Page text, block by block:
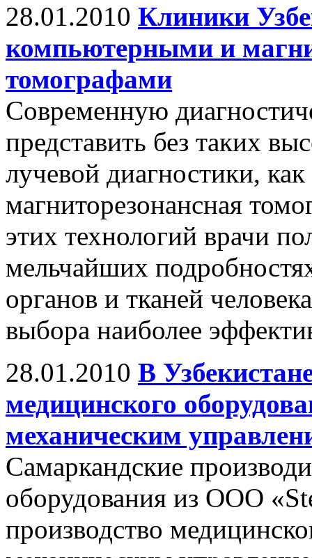
28.01.2010 Клиники
компьютерными и
томографами
Современную
представить без таких
лучевой диагностики,
магниторезонансная
этих технологий врачи
мельчайших
органов и тканей
выбора наиболее
28.01.2010 В
медицинского
механическим
Самаркандские
оборудования из ООО
производство